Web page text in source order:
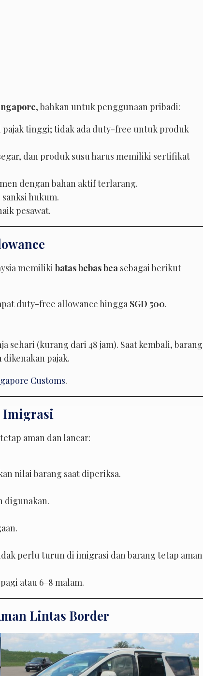
, bahkan untuk penggunaan pribadi:
pajak tinggi; tidak ada duty-free untuk produk
dan produk susu harus memiliki sertifikat
dengan bahan aktif terlarang.
hukum.
pesawat.
memiliki batas bebas bea sebagai berikut
duty-free allowance hingga SGD 500.
sehari (kurang dari 48 jam). Saat kembali, barang
dikenakan pajak.
Customs.
Imigrasi
aman dan lancar:
nilai barang saat diperiksa.
digunakan.
perlu turun di imigrasi dan barang tetap aman
atau 6–8 malam.
Lintas Border